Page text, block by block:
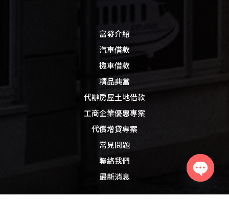
富發介紹
汽車借款
機車借款
精品典當
代辦房屋土地借款
工商企業優惠專案
代償增貸專案
常見問題
聯絡我們
最新消息
chaty